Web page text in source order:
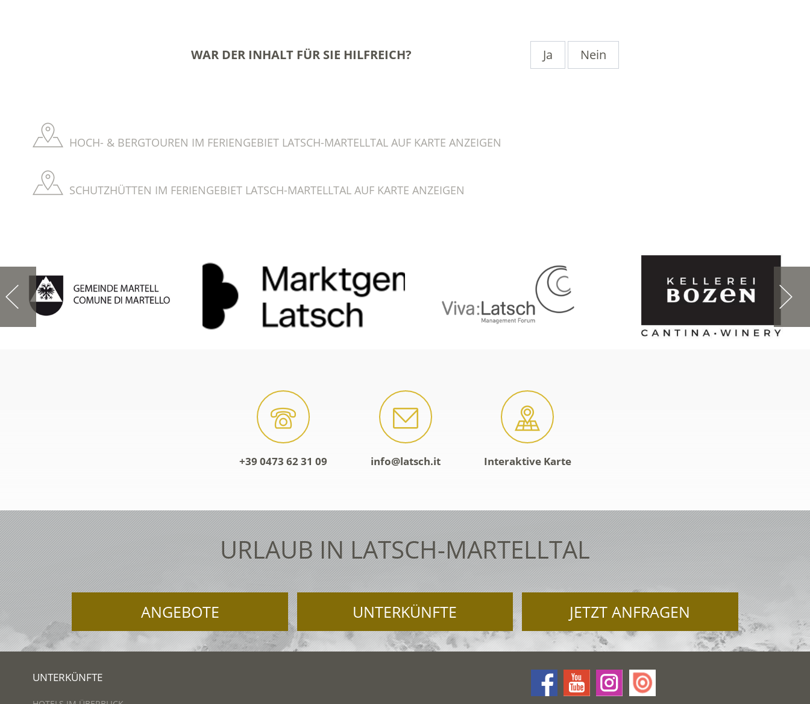
WAR DER INHALT FÜR SIE HILFREICH? Ja Nein
HOCH- & BERGTOUREN IM FERIENGEBIET LATSCH-MARTELLTAL AUF KARTE ANZEIGEN
SCHUTZHÜTTEN IM FERIENGEBIET LATSCH-MARTELLTAL AUF KARTE ANZEIGEN
+39 0473 62 31 09 info@latsch.it Interaktive Karte
URLAUB IN LATSCH-MARTELLTAL
ANGEBOTE UNTERKÜNFTE JETZT ANFRAGEN
UNTERKÜNFTE